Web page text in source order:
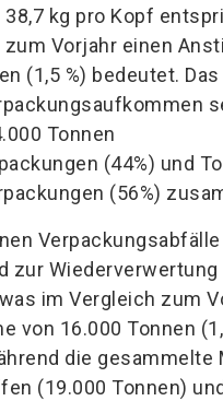
38,7 kg pro Kopf
Vorjahr einen
(1,5 %) bedeutet. Das
Tonnen
(44%) und
(56%)
zur Wiederverwertung
im Vergleich zum
von 16.000 Tonnen
die gesammelte
(19.000 Tonnen)